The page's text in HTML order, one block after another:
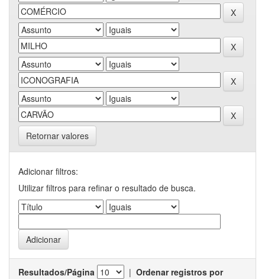
Retornar valores
Adicionar filtros:
Utilizar filtros para refinar o resultado de busca.
Resultados/Página | Ordenar registros por